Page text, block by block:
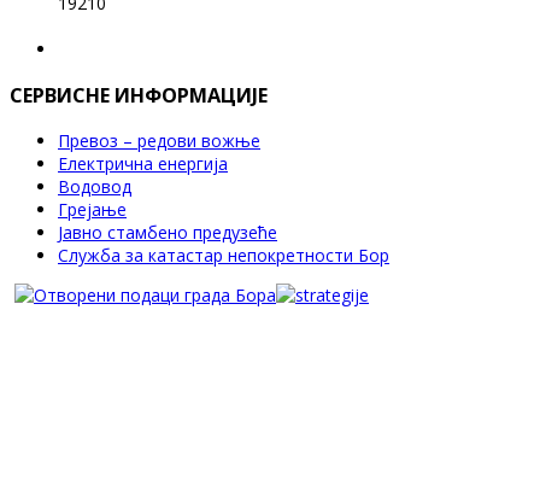
СЕРВИСНЕ ИНФОРМАЦИЈЕ
Превоз – редови вожње
Електрична енергија
Водовод
Грејање
Јавно стамбено предузеће
Служба за катастар непокретности Бор